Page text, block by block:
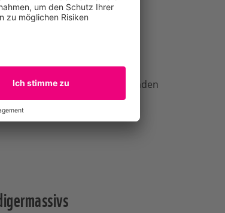
Gletscher gegenüber liegenden